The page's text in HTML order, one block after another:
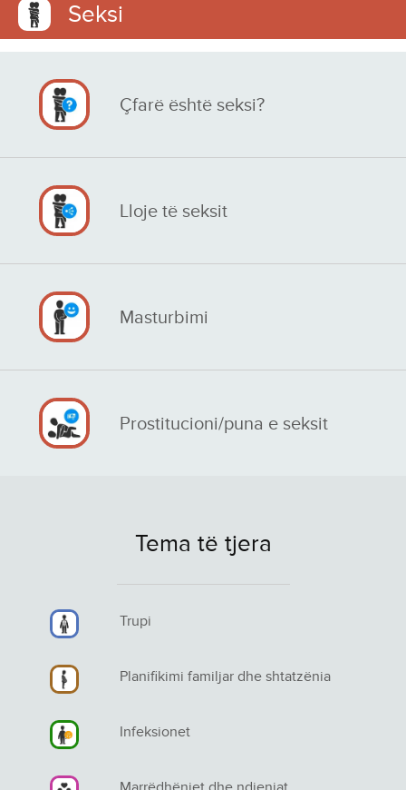
Seksi
Çfarë është seksi?
Lloje të seksit
Masturbimi
Prostitucioni/puna e seksit
Tema të tjera
Trupi
Planifikimi familjar dhe shtatzënia
Infeksionet